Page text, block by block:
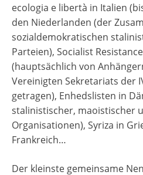
ecologia e libertà in Italien
den Niederlanden (der
sozialdemokratischen
Parteien), Socialist
(hauptsächlich von
Vereinigten Sekretariats der
getragen), Enhedslisten in
stalinistischer, maoistischer
Organisationen), Syriza in
Frankreich…
Der kleinste gemeinsame